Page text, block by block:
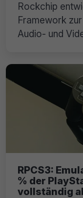
Rockchip
Framework
Audio- und
RPCS3:
% der
vollständig